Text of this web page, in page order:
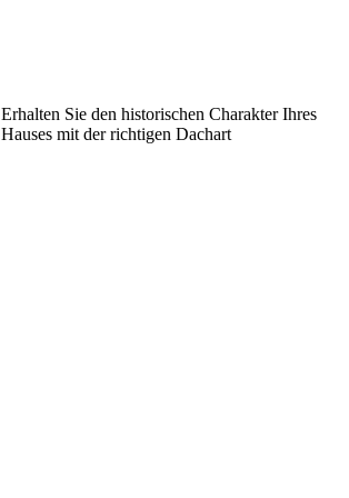
Erhalten Sie den historischen Charakter Ihres
Hauses mit der richtigen Dachart